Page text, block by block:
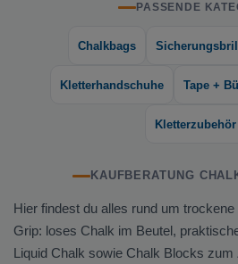
PASSENDE
Chalkbags
Kletterhandschuhe Tape +
Kletterzubehör
KAUFBERATUNG
Hier findest du alles rund um
Grip: loses Chalk im Beutel,
Liquid Chalk sowie Chalk Blocks zum